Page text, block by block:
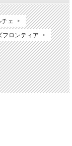
チェ
フロンティア